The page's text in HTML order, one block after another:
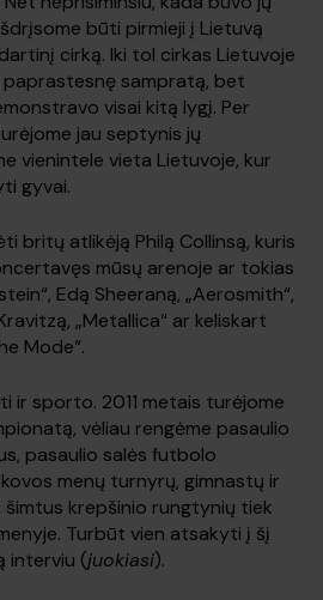
būti pirmieji į Lietuvą
cirką. Iki tol cirkas Lietuvoje
sampratą, bet
visai kitą lygį. Per
jau septynis jų
vienintele vieta Lietuvoje, kur
gyvai.
britų atlikėją Philą Collinsą, kuris
mūsų arenoje ar tokias
Edą Sheeraną, „Aerosmith“,
„Metallica“ ar keliskart
Mode“.
ir sporto. 2011 metais turėjome
vėliau rengėme pasaulio
pasaulio salės futbolo
menų turnyrų, gimnastų ir
krepšinio rungtynių tiek
Turbūt vien atsakyti į šį
interviu (juokiasi).